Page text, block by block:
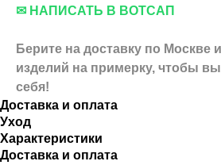
✉ НАПИСАТЬ В ВОТСАП
Берите на доставку по Москве
изделий на примерку, чтобы
себя!
Доставка и оплата
Уход
Характеристики
Доставка и оплата